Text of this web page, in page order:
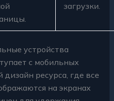
загрузки.
устройства
с мобильных
ресурса, где все
на экранах